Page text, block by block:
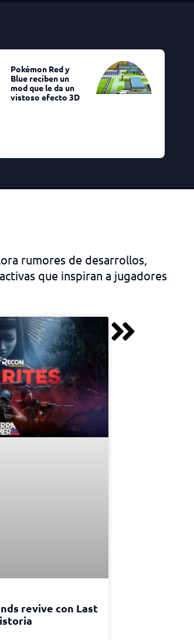
Pokémon Red y
Blue reciben un
mod que le da un
vistoso efecto 3D
rumores de desarrollos,
que inspiran a jugadores
revive con Last